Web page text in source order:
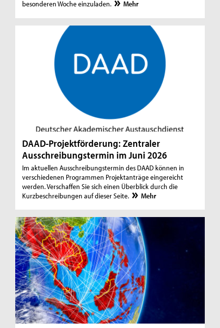
besonderen Woche einzuladen. Mehr
DAAD-Projektförderung: Zentraler
Ausschreibungstermin im Juni 2026
Im aktuellen Ausschreibungstermin des DAAD können in
verschiedenen Programmen Projektanträge eingereicht
werden. Verschaffen Sie sich einen Überblick durch die
Kurzbeschreibungen auf dieser Seite.
Mehr